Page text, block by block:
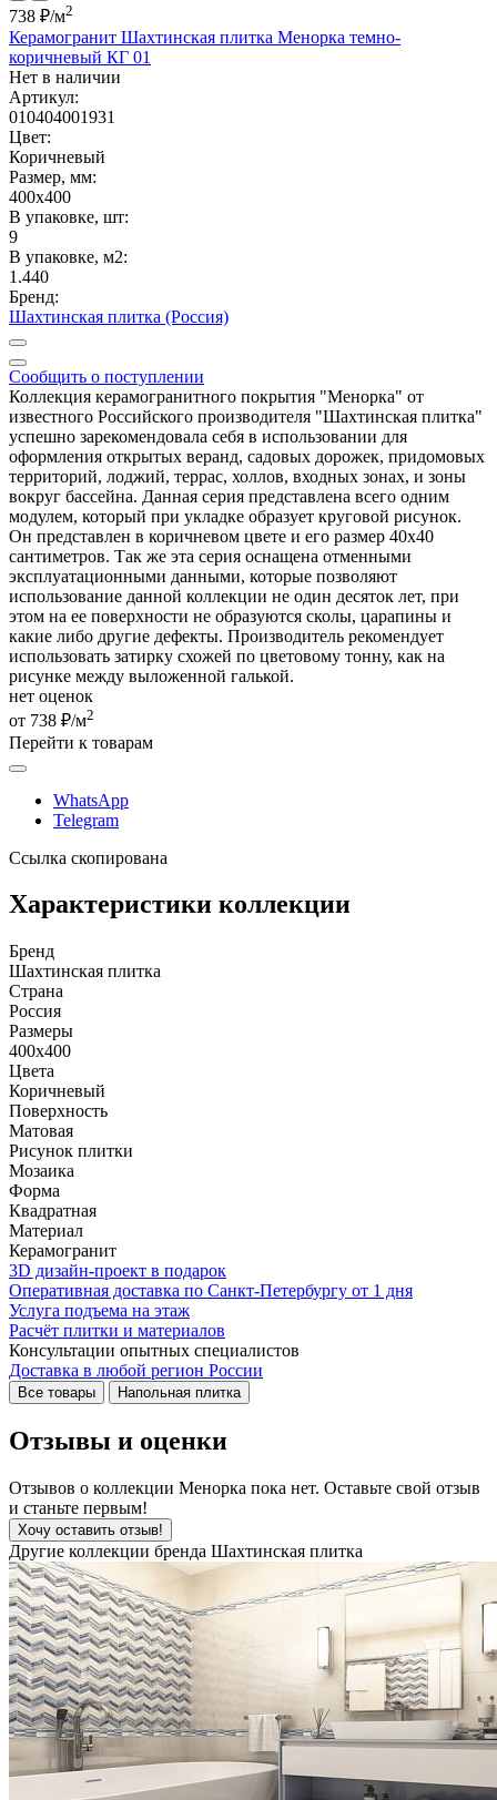
738 ₽/м2
Керамогранит Шахтинская плитка Менорка темно-
коричневый КГ 01
Нет в наличии
Артикул:
010404001931
Цвет:
Коричневый
Размер, мм:
400x400
В упаковке, шт:
9
В упаковке, м2:
1.440
Бренд:
Шахтинская плитка (Россия)
Сообщить о поступлении
Коллекция керамогранитного покрытия "Менорка" от
известного Российского производителя "Шахтинская плитка"
успешно зарекомендовала себя в использовании для
оформления открытых веранд, садовых дорожек, придомовых
территорий, лоджий, террас, холлов, входных зонах, и зоны
вокруг бассейна. Данная серия представлена всего одним
модулем, который при укладке образует круговой рисунок.
Он представлен в коричневом цвете и его размер 40х40
сантиметров. Так же эта серия оснащена отменными
эксплуатационными данными, которые позволяют
использование данной коллекции не один десяток лет, при
этом на ее поверхности не образуются сколы, царапины и
какие либо другие дефекты. Производитель рекомендует
использовать затирку схожей по цветовому тонну, как на
рисунке между выложенной галькой.
нет оценок
от 738 ₽/м2
Перейти к товарам
WhatsApp
Telegram
Ссылка скопирована
Характеристики коллекции
Бренд
Шахтинская плитка
Страна
Россия
Размеры
400x400
Цвета
Коричневый
Поверхность
Матовая
Рисунок плитки
Мозаика
Форма
Квадратная
Материал
Керамогранит
3D дизайн-проект в подарок
Оперативная доставка по Санкт-Петербургу от 1 дня
Услуга подъема на этаж
Расчёт плитки и материалов
Консультации опытных специалистов
Доставка в любой регион России
Все товары Напольная плитка
Отзывы и оценки
Отзывов о коллекции Менорка пока нет. Оставьте свой отзыв
и станьте первым!
Хочу оставить отзыв!
Другие коллекции бренда Шахтинская плитка